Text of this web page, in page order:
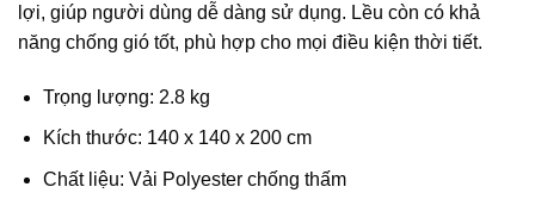
lợi, giúp người dùng dễ dàng sử dụng. Lều còn có khả
năng chống gió tốt, phù hợp cho mọi điều kiện thời tiết.
Trọng lượng: 2.8 kg
Kích thước: 140 x 140 x 200 cm
Chất liệu: Vải Polyester chống thấm